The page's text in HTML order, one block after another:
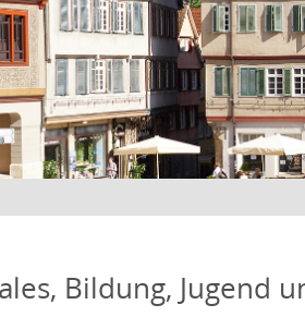
Bildung, Jugend